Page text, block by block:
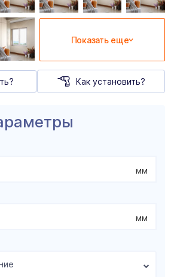
Показать еще
Как установить?
мм
мм